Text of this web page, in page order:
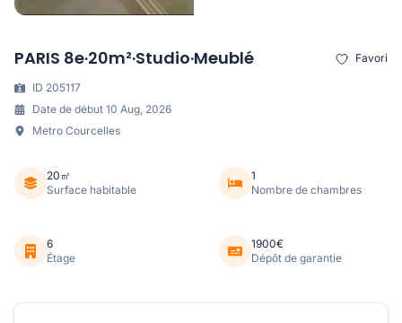
PARIS 8e·20m²·Studio·Meublé Favori
ID 205117
Date de début 10 Aug, 2026
Metro Courcelles
20㎡
Surface habitable
1
Nombre de chambres
6
Étage
1900€
Dépôt de garantie